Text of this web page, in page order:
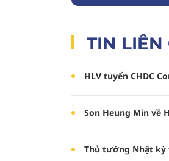
TIN LIÊN
HLV tuyển CHDC
Son Heung Min về
Thủ tướng Nhật kỳ